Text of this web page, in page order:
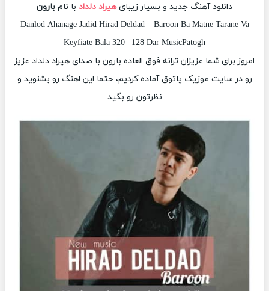
دانلود آهنگ جدید و بسیار زیبایهیراد دلداد با نام بارون
Danlod Ahanage Jadid Hirad Deldad – Baroon Ba Matne Tarane Va
Keyfiate Bala 320 | 128 Dar MusicPatogh
امروز برای شما عزیزان ترانه فوق العاده بارون با صدای هیراد دلداد عزیز
رو در سایت موزیک پاتوق آماده کردیم، حتما این اهنگ رو بشنوید و
نظرتون رو بگید